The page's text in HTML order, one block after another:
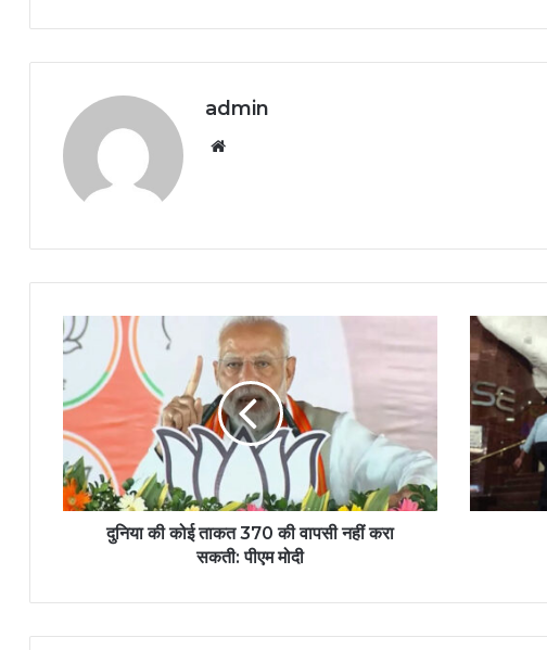
admin
दुनिया की कोई ताकत 370 की वापसी नहीं करा
सकती: पीएम मोदी